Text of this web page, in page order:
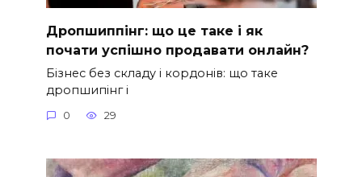
Дропшиппінг: що це таке і як
почати успішно продавати онлайн?
Бізнес без складу і кордонів: що таке
дропшипінг і
0 29